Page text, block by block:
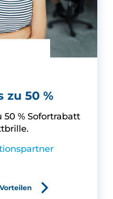
-zu 50 %
% Sofortrabatt